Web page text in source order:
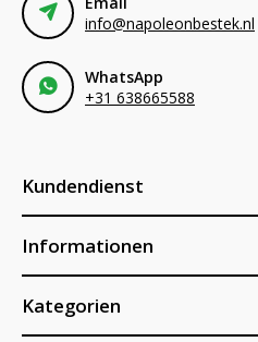
info@napoleonbestek.nl
WhatsApp
+31 638665588
Kundendienst
Informationen
Kategorien